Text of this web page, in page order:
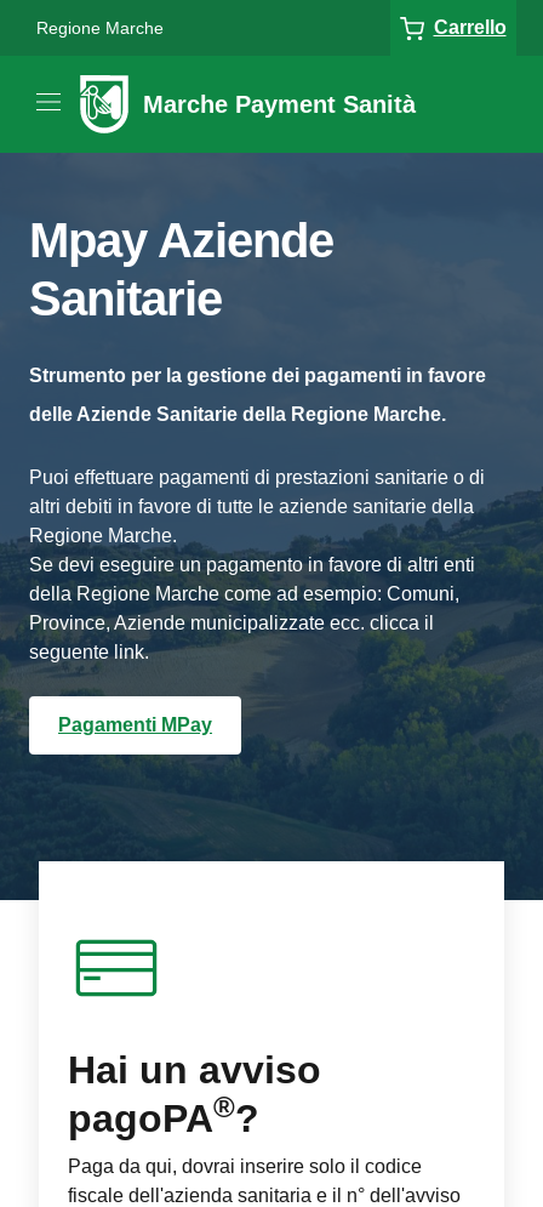
Regione Marche Carrello
Marche Payment Sanità
Mpay Aziende
Sanitarie
Strumento per la gestione dei pagamenti in favore
delle Aziende Sanitarie della Regione Marche.
Puoi effettuare pagamenti di prestazioni sanitarie o di
altri debiti in favore di tutte le aziende sanitarie della
Regione Marche.
Se devi eseguire un pagamento in favore di altri enti
della Regione Marche come ad esempio: Comuni,
Province, Aziende municipalizzate ecc. clicca il
seguente link.
Pagamenti MPay
Hai un avviso
pagoPA®?
Paga da qui, dovrai inserire solo il codice
fiscale dell'azienda sanitaria e il n° dell'avviso